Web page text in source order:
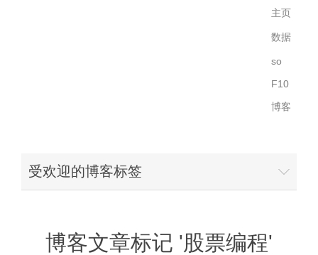
主页
数据
so
F10
博客
受欢迎的博客标签
博客文章标记 '股票编程'